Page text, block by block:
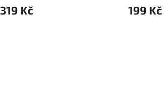
319 Kč 199 Kč